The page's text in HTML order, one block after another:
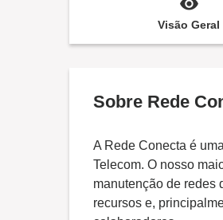
Visão Geral
Sobre Rede
A Rede Conecta é
Telecom. O nosso
manutenção de redes
recursos e,